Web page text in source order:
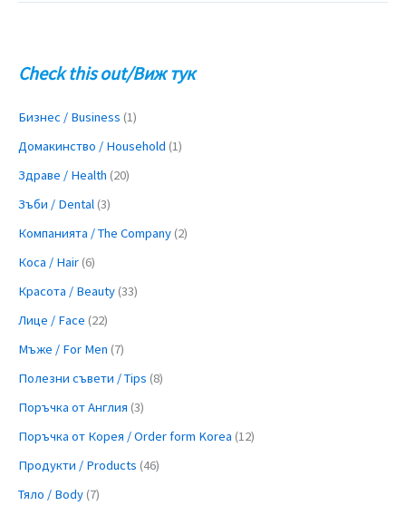
Check this out/Виж тук
Бизнес / Business (1)
Домакинство / Household (1)
Здраве / Health (20)
Зъби / Dental (3)
Компанията / The Company (2)
Коса / Hair (6)
Красота / Beauty (33)
Лице / Face (22)
Мъже / For Men (7)
Полезни съвети / Tips (8)
Поръчка от Англия (3)
Поръчка от Корея / Order form Korea (12)
Продукти / Products (46)
Тяло / Body (7)